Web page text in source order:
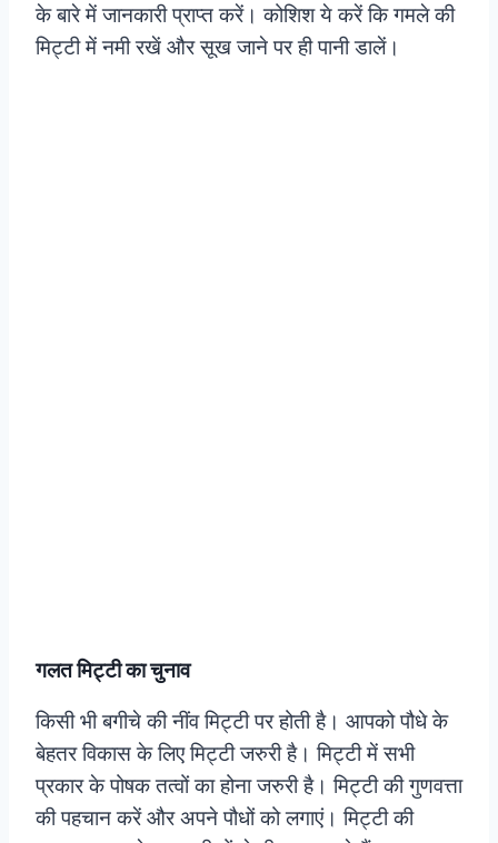
के बारे में जानकारी प्राप्त करें। कोशिश ये करें कि गमले की
मिट्टी में नमी रखें और सूख जाने पर ही पानी डालें।
गलत मिट्टी का चुनाव
किसी भी बगीचे की नींव मिट्टी पर होती है। आपको पौधे के
बेहतर विकास के लिए मिट्टी जरुरी है। मिट्टी में सभी
प्रकार के पोषक तत्वों का होना जरुरी है। मिट्टी की गुणवत्ता
की पहचान करें और अपने पौधों को लगाएं। मिट्टी की